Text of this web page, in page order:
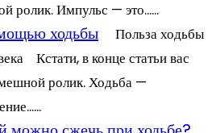
ролик. Импульс — это......
ходьбы
Польза ходьбы
Кстати, в конце статьи вас
ролик. Ходьба —